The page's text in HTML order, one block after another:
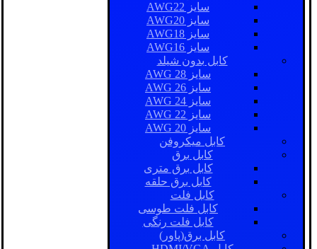
سایز AWG22
سایز AWG20
سایز AWG18
سایز AWG16
کابل بدون شیلد
سایز AWG 28
سایز AWG 26
سایز AWG 24
سایز AWG 22
سایز AWG 20
کابل میکروفن
کابل برق
کابل برق متری
کابل برق حلقه
کابل فلت
کابل فلت طوسی
کابل فلت رنگی
کابل برق(پاور)